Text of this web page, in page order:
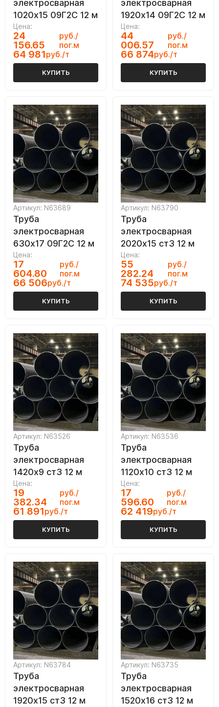
электросварная
1020х15 09Г2С 12 м
Цена:
24
156.65
руб./
пог.м
64 981руб./т
КУПИТЬ
электросварная
1920х14 09Г2С 12 м
Цена:
44
006.57
руб./
пог.м
66 874руб./т
КУПИТЬ
Артикул: N63689
Труба
электросварная
630х17 09Г2С 12 м
Цена:
17
604.80
руб./
пог.м
66 506руб./т
КУПИТЬ
Артикул: N63790
Труба
электросварная
2020х15 ст3 12 м
Цена:
55
282.24
руб./
пог.м
74 535руб./т
КУПИТЬ
Артикул: N63526
Труба
электросварная
1420х9 ст3 12 м
Цена:
19
382.34
руб./
пог.м
61 891руб./т
КУПИТЬ
Артикул: N63536
Труба
электросварная
1120х10 ст3 12 м
Цена:
17
596.60
руб./
пог.м
62 419руб./т
КУПИТЬ
Артикул: N63784
Труба
электросварная
1920х15 ст3 12 м
Артикул: N63735
Труба
электросварная
1520х16 ст3 12 м